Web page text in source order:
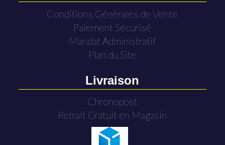
Conditions Générales de Vente
Paiement Sécurisé
Mandat Administratif
Plan du Site
Livraison
Chronopost
Retrait Gratuit en Magasin